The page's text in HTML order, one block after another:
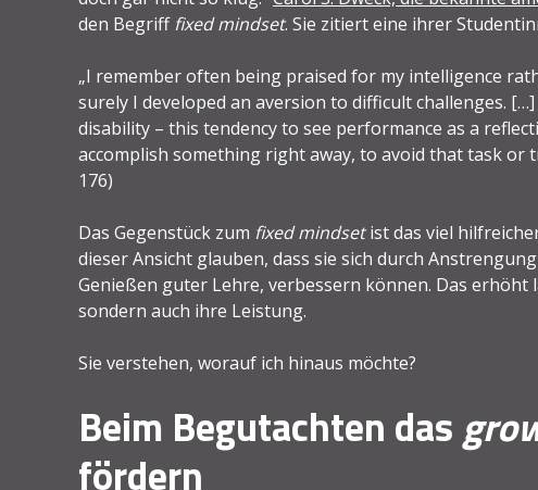
den Begriff fixed mindset. Sie zitiert eine ihrer
„I remember often being praised for my intelligence
surely I developed an aversion to difficult challenges.
disability – this tendency to see performance as a
accomplish something right away, to avoid that task or
176)
Das Gegenstück zum fixed mindsetist das viel
dieser Ansicht glauben, dass sie sich durch
Genießen guter Lehre, verbessern können. Das
sondern auch ihre Leistung.
Sie verstehen, worauf ich hinaus möchte?
Beim Begutachten das
fördern